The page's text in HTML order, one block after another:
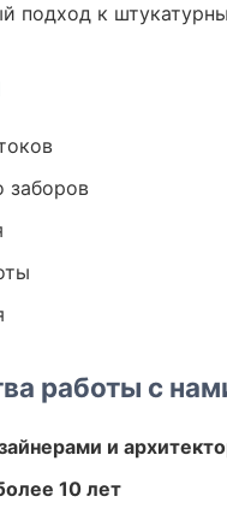
подход к
заборов
работы с
и
10 лет